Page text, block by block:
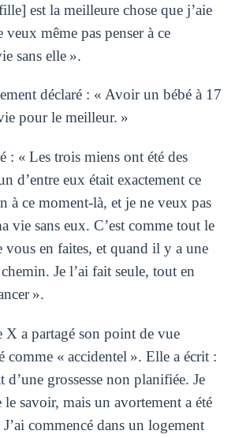
est la meilleure chose que j’aie
veux même pas penser à ce
sans elle ».
déclaré : « Avoir un bébé à 17
pour le meilleur. »
: « Les trois miens ont été des
d’entre eux était exactement ce
à ce moment-là, et je ne veux pas
vie sans eux. C’est comme tout le
vous en faites, et quand il y a une
Je l’ai fait seule, tout en
».
X a partagé son point de vue
comme « accidentel ». Elle a écrit :
d’une grossesse non planifiée. Je
le savoir, mais un avortement a été
commencé dans un logement